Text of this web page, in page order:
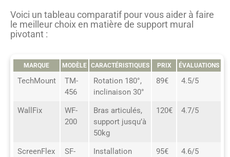
Voici un tableau comparatif pour vous aider à faire
le meilleur choix en matière de support mural
pivotant :
MARQUE MODÈLE CARACTÉRISTIQUES PRIX ÉVALUATIONS
TechMount
TM-
456
Rotation 180°,
inclinaison 30°
89€ 4.5/5
WallFix
WF-
200
Bras articulés,
support jusqu’à
50kg
120€ 4.7/5
ScreenFlex
SF-
Installation
95€ 4.6/5